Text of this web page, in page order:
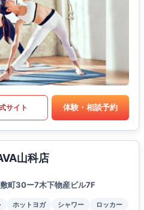
サイト 体験・相談予約
山科店
町30ー7木下物産ビル7F
ホットヨガ シャワー
ロッカー